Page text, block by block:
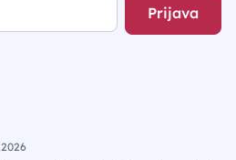
Prijava